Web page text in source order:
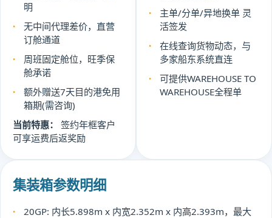
明
无中间代理差价，直营
订舱通道
周班固定舱位，旺季保
舱承诺
额外赠送7天目的港免用
箱期(需咨询)
当前特惠：
签约年框客户
可享运费后返奖励
主单/分单/异地换单 灵
活签发
在线查询货物动态，与
多家船东系统直连
可提供WAREHOUSE TO
WAREHOUSE全程单
集装箱参数明细
20GP: 内长5.898m x 内宽2.352m x 内高2.393m，最大